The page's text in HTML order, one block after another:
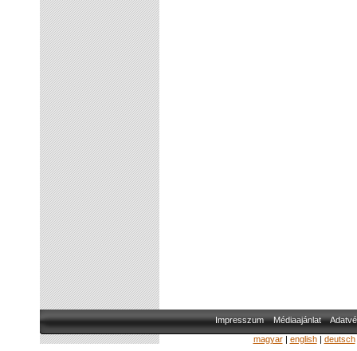
Impresszum Médiaajánlat
magyar| english| deutsch